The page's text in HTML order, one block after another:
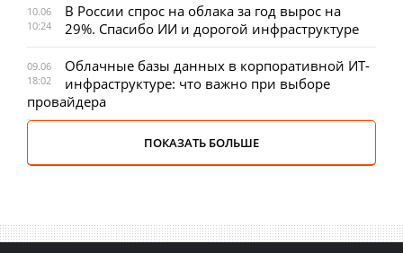
10.06
10:24
В России спрос на облака за год вырос на
29%. Спасибо ИИ и дорогой инфраструктуре
09.06
18:02
Облачные базы данных в корпоративной ИТ-
инфраструктуре: что важно при выборе
провайдера
ПОКАЗАТЬ БОЛЬШЕ